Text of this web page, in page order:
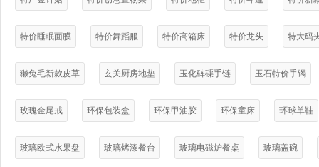
特价睡眠面膜 特价舞蹈服 特价高箱床 特价龙头 特大码
獭兔毛新款皮草 玄关厨房地垫 玉化砗磲手链 玉石特价手镯
玫瑰金尾戒 环保包装盒 环保甲油胶 环保童床 环球单鞋
玻璃欧式水果盘 玻璃烤漆餐台 玻璃电磁炉餐桌 玻璃盖碗